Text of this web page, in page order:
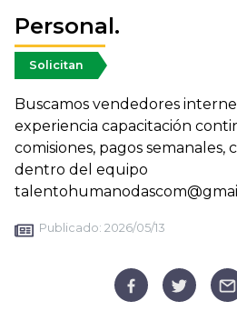
Personal.
Solicitan
Buscamos vendedores
experiencia capacitación
comisiones, pagos semanales,
dentro del equipo
Publicado: 2026/05/13